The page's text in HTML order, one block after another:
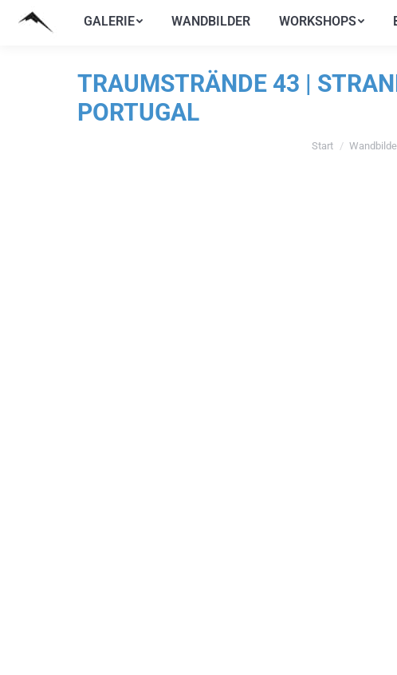
GALERIE WANDBILDER WORKSHOPS
TRAUMSTRÄNDE 43 |
PORTUGAL
Sie befinden sich
Start
GALERIE WANDBILDER WORKSHOPS